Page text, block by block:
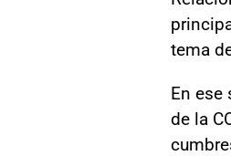
tema
En ese
de la